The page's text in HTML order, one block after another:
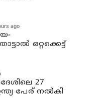
ago
ഒറ്റക്കെട്ട്
27
പേര് നല്‍കി